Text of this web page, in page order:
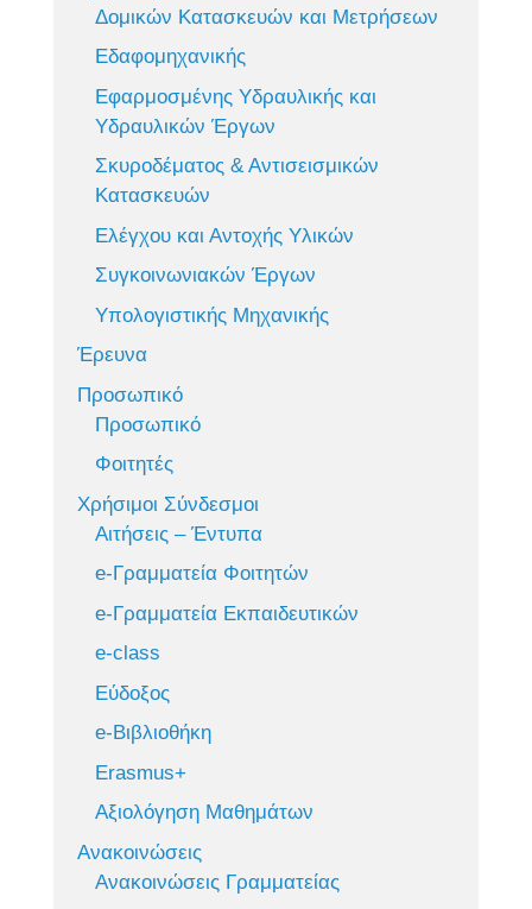
Δομικών Κατασκευών και Μετρήσεων
Εδαφομηχανικής
Εφαρμοσμένης Υδραυλικής και
Υδραυλικών Έργων
Σκυροδέματος & Αντισεισμικών
Κατασκευών
Ελέγχου και Αντοχής Υλικών
Συγκοινωνιακών Έργων
Υπολογιστικής Μηχανικής
Έρευνα
Προσωπικό
Προσωπικό
Φοιτητές
Χρήσιμοι Σύνδεσμοι
Αιτήσεις – Έντυπα
e-Γραμματεία Φοιτητών
e-Γραμματεία Εκπαιδευτικών
e-class
Εύδοξος
e-Βιβλιοθήκη
Erasmus+
Αξιολόγηση Μαθημάτων
Ανακοινώσεις
Ανακοινώσεις Γραμματείας